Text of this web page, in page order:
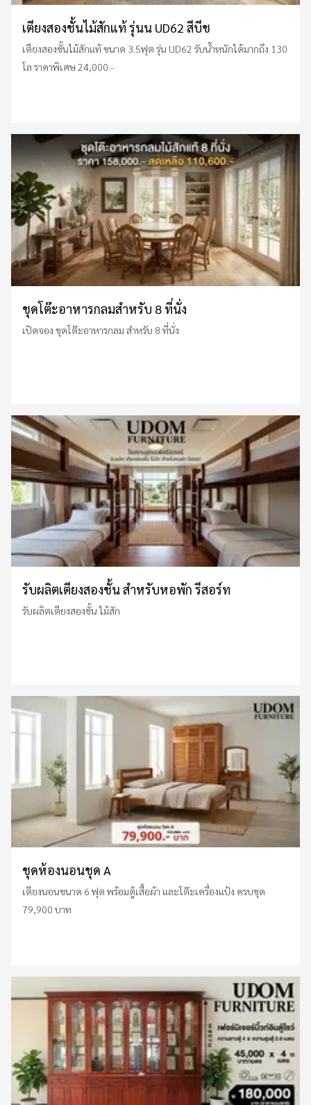
เตียงสองชั้นไม้สักแท้ รุ่นน UD62 สีบีช
เตียงสองชั้นไม้สักแท้ ขนาด 3.5ฟุต รุ่น UD62 รับน้ำหนักได้มากถึง 130
โล ราคาพิเศษ 24,000.-
ชุดโต๊ะอาหารกลมสำหรับ 8 ที่นั่ง
เปิดจอง ชุดโต๊ะอาหารกลม สำหรับ 8 ที่นั่ง
รับผลิตเตียงสองชั้น สำหรับหอพัก รีสอร์ท
รับผลิตเตียงสองชั้น ไม้สัก
ชุดห้องนอนชุด A
เตียงนอนขนาด 6 ฟุต พร้อมตู้เสื้อผ้า และโต๊ะเครื่องแป้ง ครบชุด
79,900 บาท